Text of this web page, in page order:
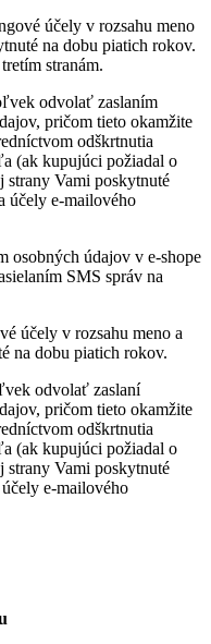
účely v rozsahu meno
na dobu piatich rokov.
stranám.
odvolať zaslaním
pričom tieto okamžite
odškrtnutia
(ak kupujúci požiadal o
strany Vami poskytnuté
účely e-mailového
osobných údajov v e-shope
SMS správ na
účely v rozsahu meno a
na dobu piatich rokov.
odvolať zaslaní
pričom tieto okamžite
odškrtnutia
(ak kupujúci požiadal o
strany Vami poskytnuté
e-mailového